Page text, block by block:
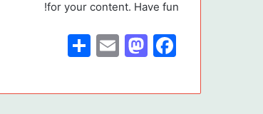
for your content. Have fun!
F
c
M
st
E
ai
ar